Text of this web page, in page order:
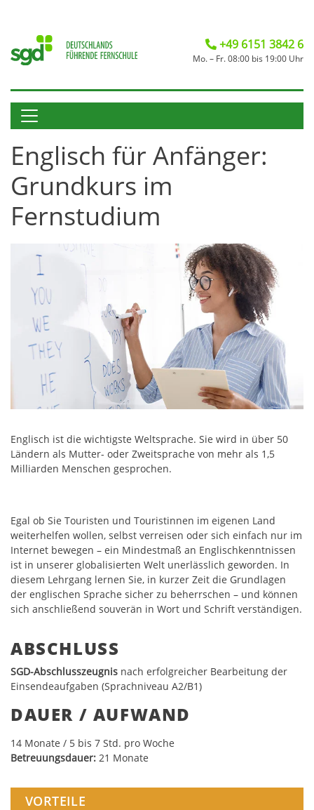
+49 6151 3842 6
Mo. – Fr. 08:00 bis 19:00 Uhr
Englisch für Anfänger:
Grundkurs im
Fernstudium
Englisch ist die wichtigste Weltsprache. Sie wird in über 50
Ländern als Mutter- oder Zweitsprache von mehr als 1,5
Milliarden Menschen gesprochen.
Egal ob Sie Touristen und Touristinnen im eigenen Land
weiterhelfen wollen, selbst verreisen oder sich einfach nur im
Internet bewegen – ein Mindestmaß an Englischkenntnissen
ist in unserer globalisierten Welt unerlässlich geworden. In
diesem Lehrgang lernen Sie, in kurzer Zeit die Grundlagen
der englischen Sprache sicher zu beherrschen – und können
sich anschließend souverän in Wort und Schrift verständigen.
ABSCHLUSS
SGD-Abschlusszeugnis nach erfolgreicher Bearbeitung der
Einsendeaufgaben (Sprachniveau A2/B1)
DAUER / AUFWAND
14 Monate / 5 bis 7 Std. pro Woche
Betreuungsdauer: 21 Monate
VORTEILE